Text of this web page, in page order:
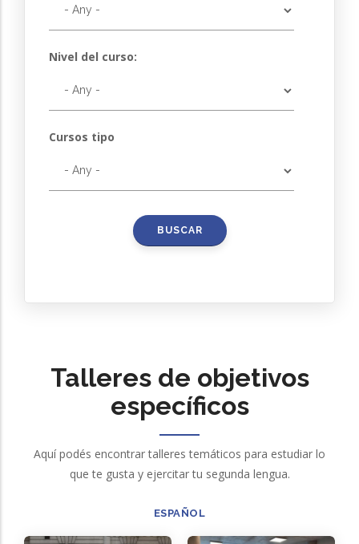
Nivel del curso:
Cursos tipo
Talleres de objetivos
específicos
Aquí podés encontrar talleres temáticos para estudiar lo
que te gusta y ejercitar tu segunda lengua.
ESPAÑOL